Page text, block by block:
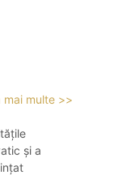
mai multe >>
și a